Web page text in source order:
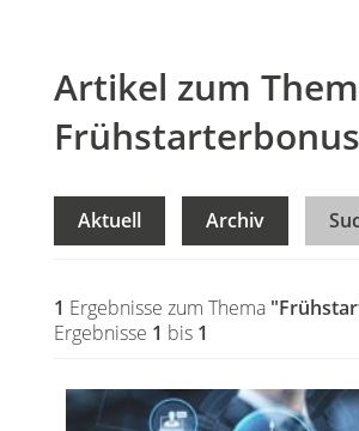
Artikel zum
Frühstarterbonus
Aktuell Archiv
1 Ergebnisse zum Thema
Ergebnisse 1 bis 1